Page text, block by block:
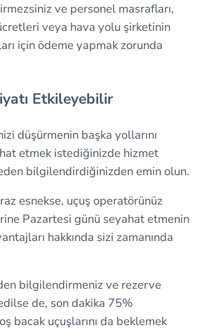
ve personel masrafları,
veya hava yolu şirketinin
için ödeme yapmak zorunda
Etkileyebilir
düşürmenin başka yollarını
etmek istediğinizde hizmet
bilgilendirdiğinizden emin olun.
esnekse, uçuş operatörünüz
Pazartesi günü seyahat etmenin
hakkında sizi zamanında
bilgilendirmeniz ve rezerve
de, son dakika 75%
bacak uçuşlarını da beklemek